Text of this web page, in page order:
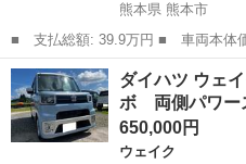
熊本県 熊本市
■ 支払総額: 39.9万円 ■ 車両本体価格： 299,000 円 ■ メーカー
名： ダイハツ ■ 車種名： ウェ
Ａ 両側スライド・片側電動 衝突
ランプ スマー...
熊本 熊本市 ウェイク
ダイハツ ウェ
ボ 両側パワー
650,000円
ウェイク